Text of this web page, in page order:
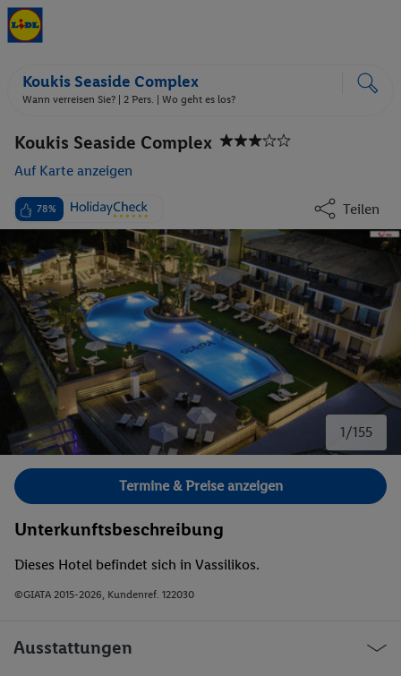
Koukis Seaside Complex
Wann verreisen Sie? | 2 Pers. | Wo geht es los?
Koukis Seaside Complex
Auf Karte anzeigen
78% Teilen
1/155
Bild 1 von 155.
Termine & Preise anzeigen
Unterkunftsbeschreibung
Dieses Hotel befindet sich in Vassilikos.
©GIATA 2015-2026, Kundenref. 122030
Ausstattungen